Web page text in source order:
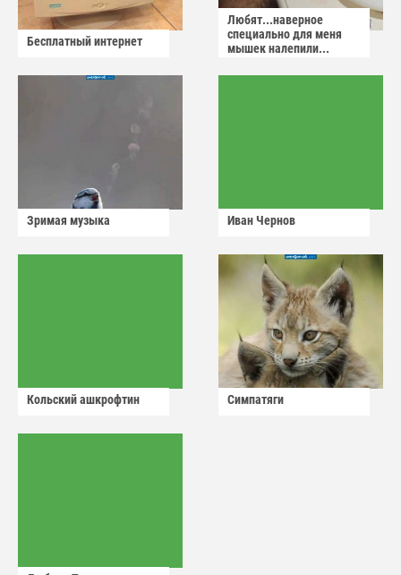
Бесплатный интернет
Любят...наверное
специально для меня
мышек налепили...
Зримая музыка Иван Чернов
Кольский ашкрофтин Симпатяги